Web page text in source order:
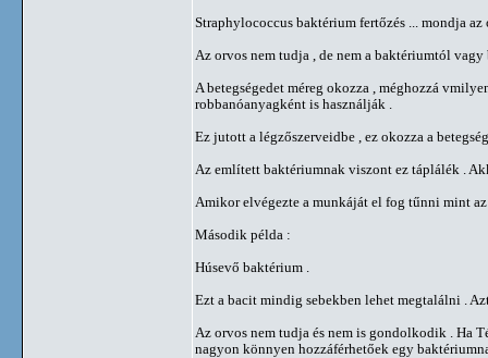
Straphylococcus baktérium fertőzés ... mondja
Az orvos nem tudja , de nem a baktériumtól vagy
A betegségedet méreg okozza , méghozzá
robbanóanyagként is használják .
Ez jutott a légzőszerveidbe , ez okozza a
Az említett baktériumnak viszont ez táplálék .
Amikor elvégezte a munkáját el fog tűnni mint
Második példa :
Húsevő baktérium .
Ezt a bacit mindig sebekben lehet megtalálni .
Az orvos nem tudja és nem is gondolkodik . Ha
nagyon könnyen hozzáférhetőek egy